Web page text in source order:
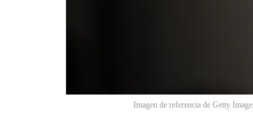
Imagen de referencia de Getty